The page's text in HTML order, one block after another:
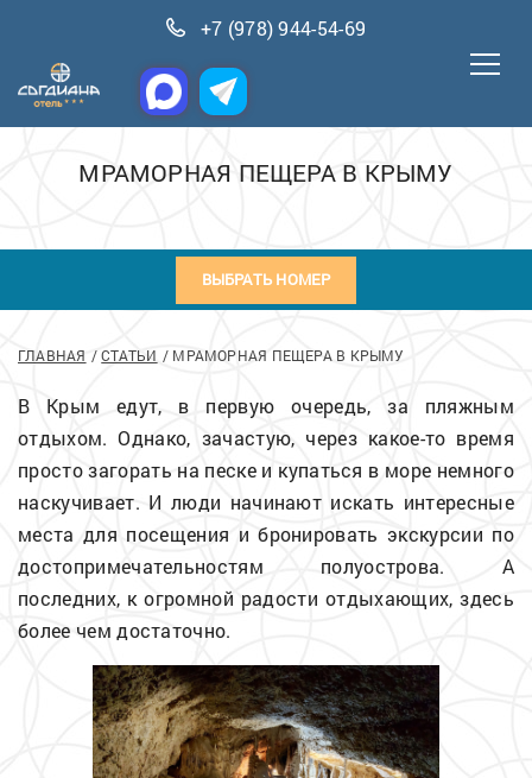
+7 (978) 944-54-69
МРАМОРНАЯ ПЕЩЕРА В КРЫМУ
ВЫБРАТЬ НОМЕР
ГЛАВНАЯ СТАТЬИ МРАМОРНАЯ ПЕЩЕРА В КРЫМУ
В Крым едут, в первую очередь, за пляжным
отдыхом. Однако, зачастую, через какое-то время
просто загорать на песке и купаться в море немного
наскучивает. И люди начинают искать интересные
места для посещения и бронировать экскурсии по
достопримечательностям полуострова. А
последних, к огромной радости отдыхающих, здесь
более чем достаточно.